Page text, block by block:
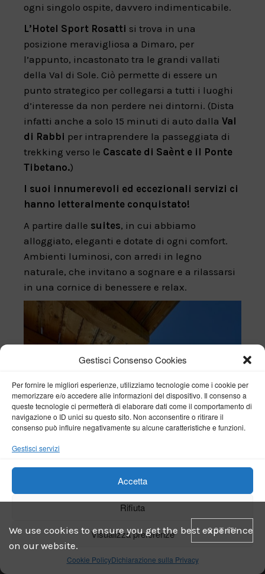
Gestisci Consenso Cookies
Per fornire le migliori esperienze, utilizziamo tecnologie come i cookie per
memorizzare e/o accedere alle informazioni del dispositivo. Il consenso a
queste tecnologie ci permetterà di elaborare dati come il comportamento di
navigazione o ID unici su questo sito. Non acconsentire o ritirare il
consenso può influire negativamente su alcune caratteristiche e funzioni.
Gestisci servizi
Accetta
Rifiuta
Visualizza preferenze
Cookie PolicyDichiarazione sulla Privacy
ogni singolo ospite, davvero indimenticabile.
L’Hotel Sport Rosatti si trova in una
posizione meravigliosa a Dimaro, per
l’appunto, incastonato tra le grandi vallati
della Val di Sole. Ciò permette di essere un
punto strategico per collegarsi a tutti i luoghi
d’interesse da non perdere nei dintorni. (Dista
infatti anche a solo 15 minuti di auto dalla Val
di Rabbi per intraprendere la passeggiata di
trekking verso le Cascate di Saènt e il Ponte
Tibetano.)
I suoi innumerevoli ed eccezionali servizi ci
hanno letteralmente conquistato!
A partire dalle suites, in cui abbiamo
alloggiato, eleganti e dotate di ogni comfort.
Ambienti luminosi, con arredi in legno
naturale, che invitano a sognare e a rilassarsi
in una cornice di benessere e relax.
GOT IT!
We use cookies to ensure you get the best experience
on our website.